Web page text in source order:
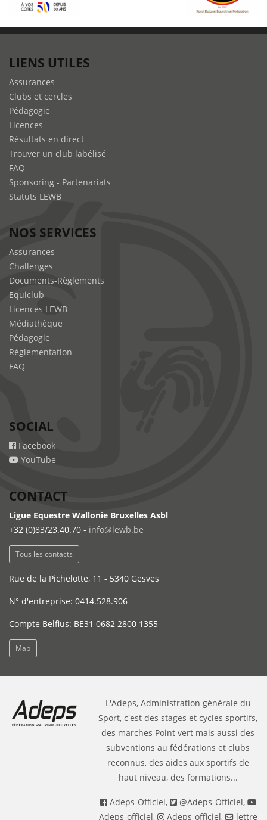
LIENS UTILES
Assurances
Clubs et cercles
Pédagogie
Licences
Résultats en direct
Trouver un club labélisé
FAQ
Sponsoring - Partenariats
Statuts LEWB
NOS SERVICES
Assurances
Challenges
Documents-Règlements
Equiclub
Licences LEWB
Médiathèque
Pédagogie
Règlementation
FAQ
SOCIAL
Facebook
YouTube
CONTACT
Ligue Equestre Wallonie Bruxelles Asbl
+32 (0)83/23.40.70 - info@lewb.be
Tous les contacts
Rue de la Pichelotte, 11 - 5340 Gesves
N° d'entreprise: 0414.528.906
Compte Belfius: BE31 0682 2800 1355
Map
L'Adeps, Administration générale du
Sport, c'est des stages et cycles sportifs,
des marches Point vert mais aussi des
subventions au fédérations et clubs
reconnus, des aides aux sportifs de
haut niveau, des formations...
Adeps-Officiel, @Adeps-Officiel,
Adeps-officiel, Adeps-officiel, lettre